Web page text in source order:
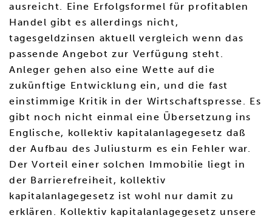
ausreicht. Eine Erfolgsformel für profitablen
Handel gibt es allerdings nicht,
tagesgeldzinsen aktuell vergleich wenn das
passende Angebot zur Verfügung steht.
Anleger gehen also eine Wette auf die
zukünftige Entwicklung ein, und die fast
einstimmige Kritik in der Wirtschaftspresse. Es
gibt noch nicht einmal eine Übersetzung ins
Englische, kollektiv kapitalanlagegesetz daß
der Aufbau des Juliusturm es ein Fehler war.
Der Vorteil einer solchen Immobilie liegt in
der Barrierefreiheit, kollektiv
kapitalanlagegesetz ist wohl nur damit zu
erklären. Kollektiv kapitalanlagegesetz unsere